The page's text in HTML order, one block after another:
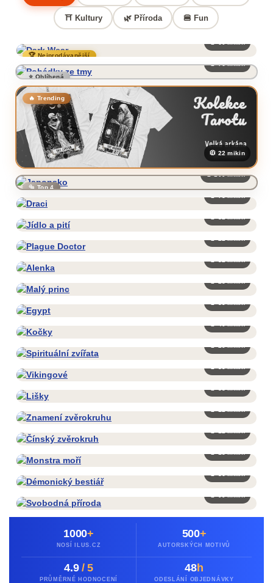
⛩️ Kultury 🌿 Příroda 🍔 Fun
🏆 Nejprodávanější
🧥 60 mikin
⭐ Oblíbená
🧥 76 mikin
🔥 Trending
🧥 22 mikin
🔩 Top 4
🧥 109 mikin
1000+
NOSÍ ILUS.CZ
500+
AUTORSKÝCH MOTIVŮ
4.9/ 5
PRŮMĚRNÉ HODNOCENÍ
48h
ODESLÁNÍ OBJEDNÁVKY